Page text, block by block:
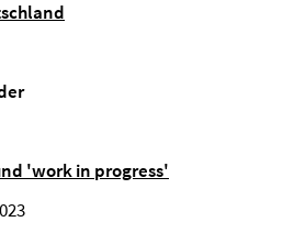
'work in progress'